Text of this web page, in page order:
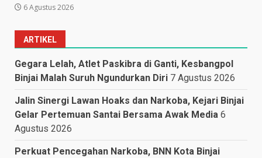
6 Agustus 2026
ARTIKEL
Gegara Lelah, Atlet Paskibra di Ganti, Kesbangpol
Binjai Malah Suruh Ngundurkan Diri 7 Agustus 2026
Jalin Sinergi Lawan Hoaks dan Narkoba, Kejari Binjai
Gelar Pertemuan Santai Bersama Awak Media 6
Agustus 2026
Perkuat Pencegahan Narkoba, BNN Kota Binjai